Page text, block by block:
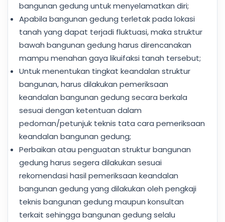
bangunan gedung untuk menyelamatkan diri;
Apabila bangunan gedung terletak pada lokasi
tanah yang dapat terjadi fluktuasi, maka struktur
bawah bangunan gedung harus direncanakan
mampu menahan gaya likuifaksi tanah tersebut;
Untuk menentukan tingkat keandalan struktur
bangunan, harus dilakukan pemeriksaan
keandalan bangunan gedung secara berkala
sesuai dengan ketentuan dalam
pedoman/petunjuk teknis tata cara pemeriksaan
keandalan bangunan gedung;
Perbaikan atau penguatan struktur bangunan
gedung harus segera dilakukan sesuai
rekomendasi hasil pemeriksaan keandalan
bangunan gedung yang dilakukan oleh pengkaji
teknis bangunan gedung maupun konsultan
terkait sehingga bangunan gedung selalu